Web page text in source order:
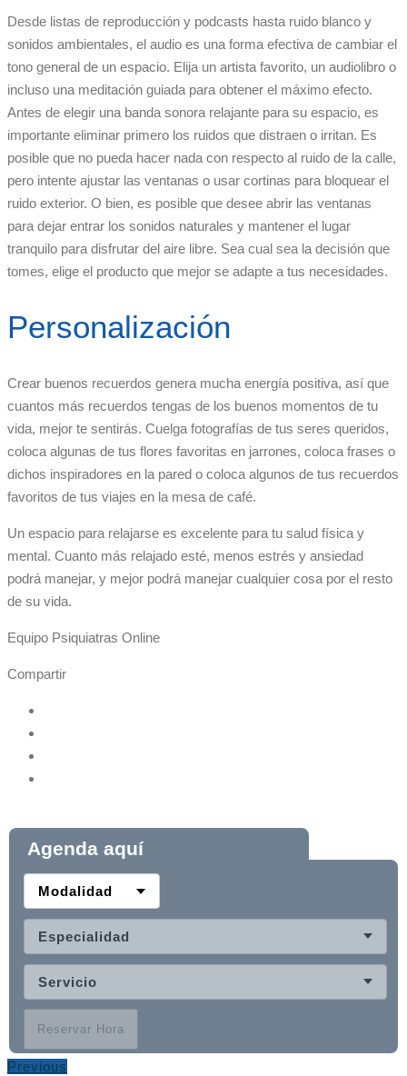
Desde listas de reproducción y podcasts hasta ruido blanco y
sonidos ambientales, el audio es una forma efectiva de cambiar el
tono general de un espacio. Elija un artista favorito, un audiolibro o
incluso una meditación guiada para obtener el máximo efecto.
Antes de elegir una banda sonora relajante para su espacio, es
importante eliminar primero los ruidos que distraen o irritan. Es
posible que no pueda hacer nada con respecto al ruido de la calle,
pero intente ajustar las ventanas o usar cortinas para bloquear el
ruido exterior. O bien, es posible que desee abrir las ventanas
para dejar entrar los sonidos naturales y mantener el lugar
tranquilo para disfrutar del aire libre. Sea cual sea la decisión que
tomes, elige el producto que mejor se adapte a tus necesidades.
Personalización
Crear buenos recuerdos genera mucha energía positiva, así que
cuantos más recuerdos tengas de los buenos momentos de tu
vida, mejor te sentirás. Cuelga fotografías de tus seres queridos,
coloca algunas de tus flores favoritas en jarrones, coloca frases o
dichos inspiradores en la pared o coloca algunos de tus recuerdos
favoritos de tus viajes en la mesa de café.
Un espacio para relajarse es excelente para tu salud física y
mental. Cuanto más relajado esté, menos estrés y ansiedad
podrá manejar, y mejor podrá manejar cualquier cosa por el resto
de su vida.
Equipo Psiquiatras Online
Compartir
Agenda aquí
Modalidad
Especialidad
Servicio
Reservar Hora
Previous